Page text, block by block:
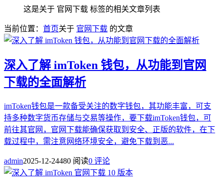
这是关于 官网下载 标签的相关文章列表
当前位置： 首页关于 官网下载 的文章
深入了解 imToken 钱包，从功能到官网
下载的全面解析
imToken钱包是一款备受关注的数字钱包，其功能丰富，可支
持多种数字货币存储与交易等操作，要下载imToken钱包，可
前往其官网，官网下载能确保获取到安全、正版的软件，在下
载过程中，需注意网络环境安全，避免下载到恶...
admin2025-12-24480 阅读0 评论